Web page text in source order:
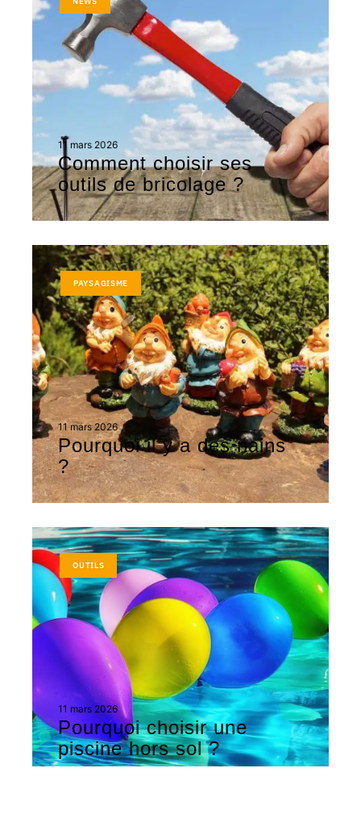
11 mars 2026
Comment choisir ses
outils de bricolage ?
PAYSAGISME
11 mars 2026
Pourquoi il y a des nains
?
OUTILS
11 mars 2026
Pourquoi choisir une
piscine hors sol ?